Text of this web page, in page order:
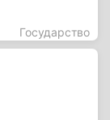
Государство